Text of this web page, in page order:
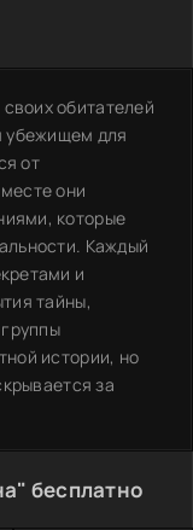
обитателей
убежищем для
от
они
которые
Каждый
и
тайны,
истории, но
за
бесплатно